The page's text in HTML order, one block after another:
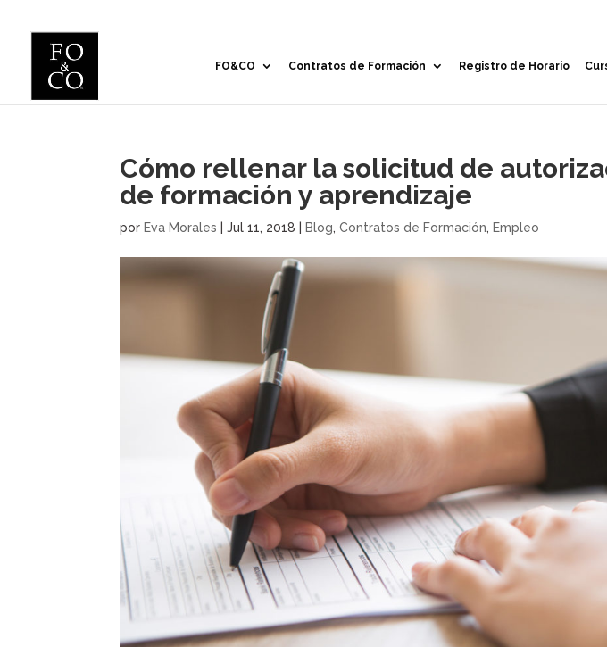
FO&CO Contratos de Formación Registro de Horario
Cómo rellenar la solicitud de
de formación y aprendizaje
por Eva Morales |Jul 11, 2018 Blog,Contratos de Formación, Empleo